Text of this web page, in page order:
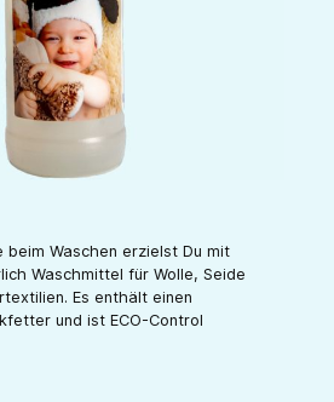
beim Waschen erzielst Du mit
Waschmittel für Wolle, Seide
Es enthält einen
und ist ECO-Control